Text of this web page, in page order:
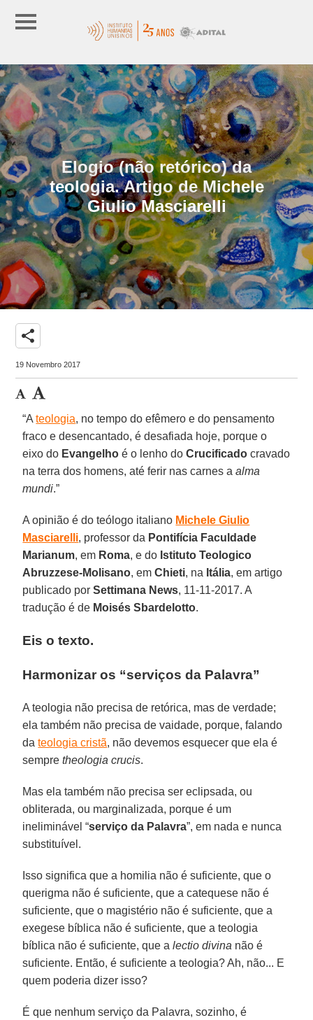
Elogio (não retórico) da
teologia. Artigo de Michele
Giulio Masciarelli
share
19 Novembro 2017
“Ateologia, no tempo do efêmero e do pensamento
fraco e desencantado, é desafiada hoje, porque o
eixo do Evangelho é o lenho doCrucificado cravado
na terra dos homens, até ferir nas carnes aalma
mundi.”
A opinião é do teólogo italiano Michele Giulio
Masciarelli, professor da Pontifícia Faculdade
Marianum, em Roma, e do Istituto Teologico
Abruzzese-Molisano, emChieti, na Itália, em artigo
publicado porSettimana News, 11-11-2017. A
tradução é de Moisés Sbardelotto.
Eis o texto.
Harmonizar os “serviços da Palavra”
A teologia não precisa de retórica, mas de verdade;
ela também não precisa de vaidade, porque, falando
dateologia cristã, não devemos esquecer que ela é
sempretheologia crucis.
Mas ela também não precisa ser eclipsada, ou
obliterada, ou marginalizada, porque é um
ineliminável “serviço da Palavra”, em nada e nunca
substituível.
Isso significa que a homilia não é suficiente, que o
querigma não é suficiente, que a catequese não é
suficiente, que o magistério não é suficiente, que a
exegese bíblica não é suficiente, que a teologia
bíblica não é suficiente, que alectio divina não é
suficiente. Então, é suficiente a teologia? Ah, não... E
quem poderia dizer isso?
É que nenhum serviço da Palavra, sozinho, é